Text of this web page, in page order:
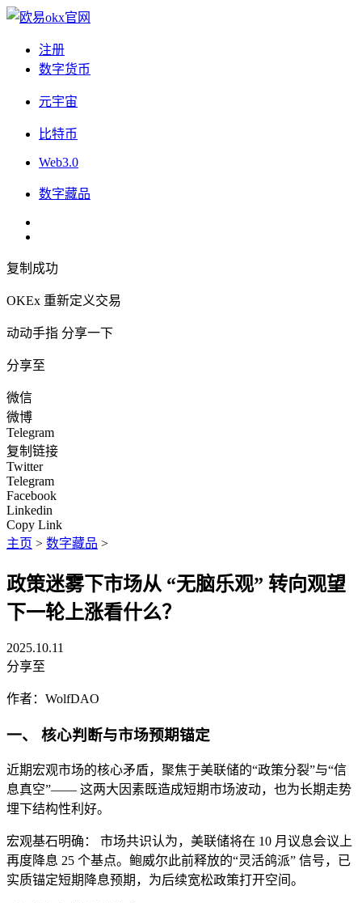
注册
数字货币
元宇宙
比特币
Web3.0
数字藏品
复制成功
OKEx 重新定义交易
动动手指 分享一下
分享至
微信
微博
Telegram
复制链接
Twitter
Telegram
Facebook
Linkedin
Copy Link
主页 > 数字藏品 >
政策迷雾下市场从 “无脑乐观” 转向观望
下一轮上涨看什么？
2025.10.11
分享至
作者：WolfDAO
一、 核心判断与市场预期锚定
近期宏观市场的核心矛盾，聚焦于美联储的“政策分裂”与“信
息真空”—— 这两大因素既造成短期市场波动，也为长期走势
埋下结构性利好。
宏观基石明确： 市场共识认为，美联储将在 10 月议息会议上
再度降息 25 个基点。鲍威尔此前释放的“灵活鸽派” 信号，已
实质锚定短期降息预期，为后续宽松政策打开空间。